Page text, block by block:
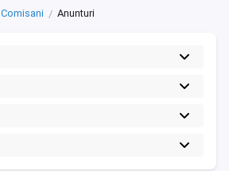
Comisani Anunturi